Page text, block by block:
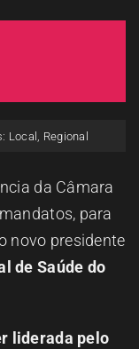
A RCP
CONTACTOS
Local Regional
da Câmara
para
novo presidente
de Saúde do
liderada pelo